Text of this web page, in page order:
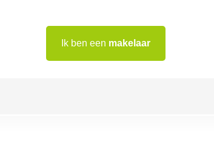
Ik ben een makelaar